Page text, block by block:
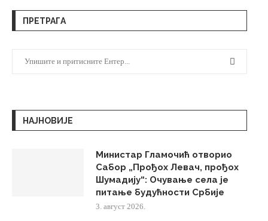
ПРЕТРАГА
НАЈНОВИЈЕ
Министар Гламочић отворио
Сабор „Прођох Левач, прођох
Шумадију“: Очување села је
питање будућности Србије
3. август 2026.